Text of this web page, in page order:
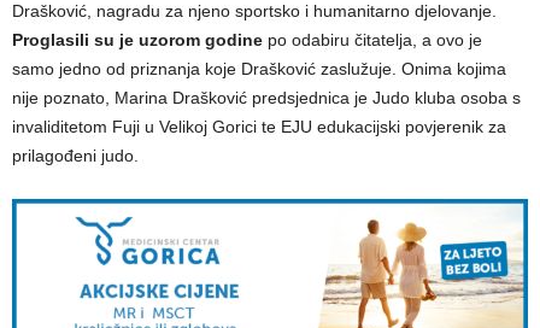
Drašković, nagradu za njeno sportsko i humanitarno djelovanje.
Proglasili su je uzorom godine po odabiru čitatelja, a ovo je
samo jedno od priznanja koje Drašković zaslužuje. Onima kojima
nije poznato, Marina Drašković predsjednica je Judo kluba osoba s
invaliditetom Fuji u Velikoj Gorici te EJU edukacijski povjerenik za
prilagođeni judo.